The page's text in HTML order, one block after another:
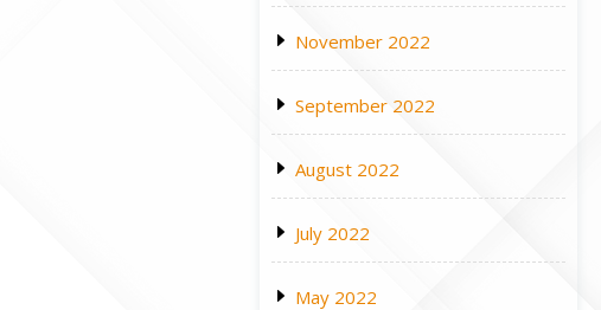
November 2022
September 2022
August 2022
July 2022
May 2022